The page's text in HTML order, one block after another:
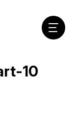
10